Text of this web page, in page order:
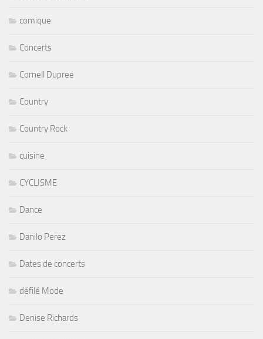
comique
Concerts
Cornell Dupree
Country
Country Rock
cuisine
CYCLISME
Dance
Danilo Perez
Dates de concerts
défilé Mode
Denise Richards